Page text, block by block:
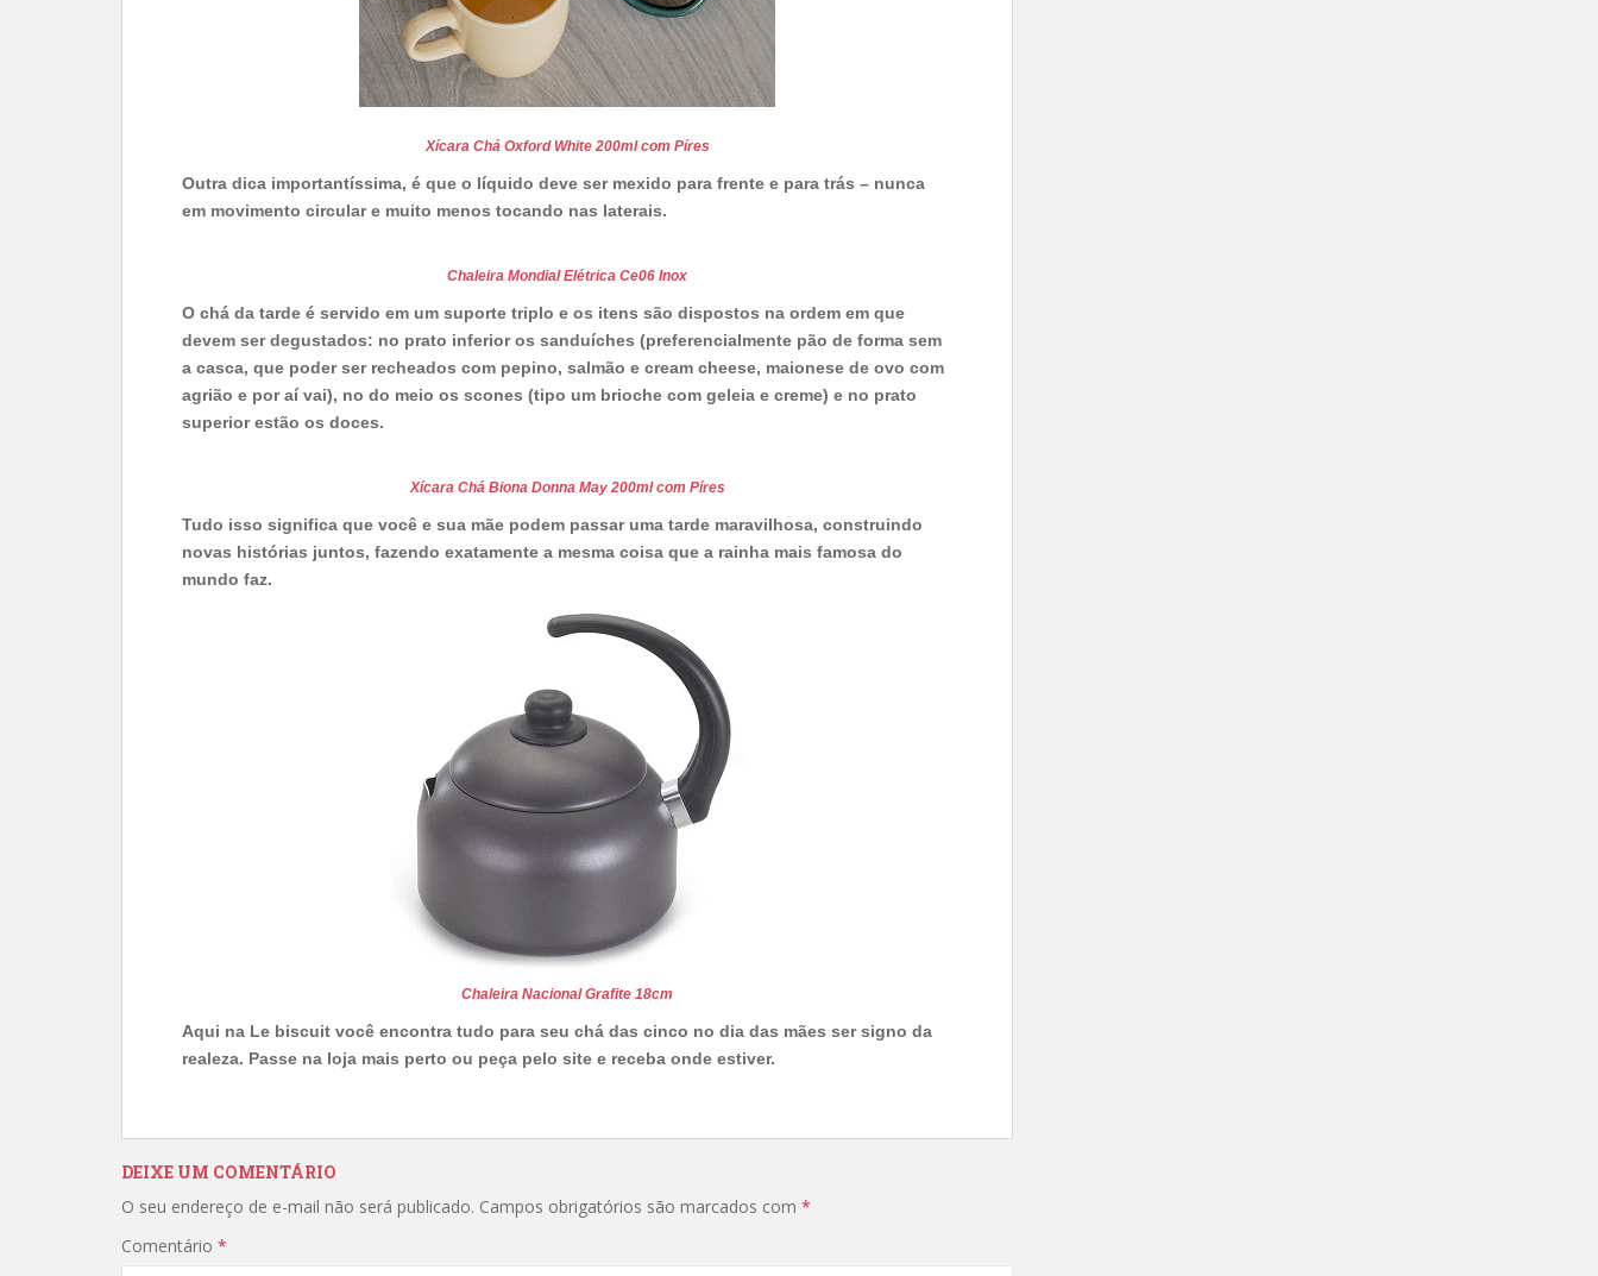
Xícara Chá Oxford White 200ml com Píres
Outra dica importantíssima, é que o líquido deve ser mexido para frente e para trás – nunca
em movimento circular e muito menos tocando nas laterais.
Chaleira Mondial Elétrica Ce06 Inox
O chá da tarde é servido em um suporte triplo e os itens são dispostos na ordem em que
devem ser degustados: no prato inferior os sanduíches (preferencialmente pão de forma sem
a casca, que poder ser recheados com pepino, salmão e cream cheese, maionese de ovo com
agrião e por aí vai), no do meio os scones (tipo um brioche com geleia e creme) e no prato
superior estão os doces.
Xícara Chá Biona Donna May 200ml com Píres
Tudo isso significa que você e sua mãe podem passar uma tarde maravilhosa, construindo
novas histórias juntos, fazendo exatamente a mesma coisa que a rainha mais famosa do
mundo faz.
Chaleira Nacional Grafite 18cm
Aqui na Le biscuit você encontra tudo para seu chá das cinco no dia das mães ser signo da
realeza. Passe na loja mais perto ou peça pelo site e receba onde estiver.
DEIXE UM COMENTÁRIO
O seu endereço de e-mail não será publicado. Campos obrigatórios são marcados com *
Comentário *